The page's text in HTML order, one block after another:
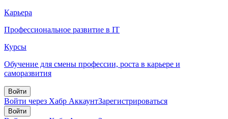
Карьера
Профессиональное развитие в IT
Курсы
Обучение для смены профессии, роста в карьере и
саморазвития
Войти
Войти через Хабр АккаунтЗарегистрироваться
Войти